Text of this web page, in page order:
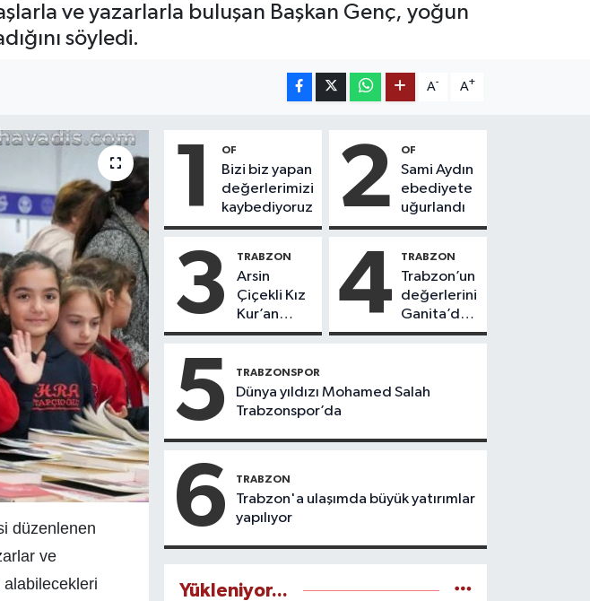
ve yazarlarla buluşan Başkan Genç, yoğun
söyledi.
A- A+
düzenlenen
ve
1 OF
Bizi biz yapan
değerlerimizi
kaybediyoruz
2 OF
Sami Aydın
ebediyete
uğurlandı
3 TRABZON
Arsin
Çiçekli Kız
Kur’an
Kursu’nda
icazet aldı
4 TRABZON
Trabzon’un
değerlerini
Ganita’da
yaşatıyoruz
5 TRABZONSPOR
Dünya yıldızı Mohamed Salah
Trabzonspor’da
6 TRABZON
Trabzon'a ulaşımda büyük yatırımlar
yapılıyor
Yükleniyor...